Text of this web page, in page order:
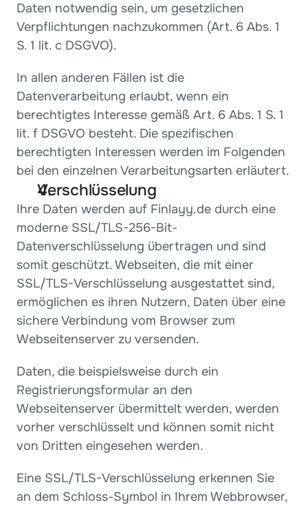
Daten notwendig sein, um gesetzlichen
Verpflichtungen nachzukommen (Art. 6 Abs. 1
S. 1 lit. c DSGVO).
In allen anderen Fällen ist die
Datenverarbeitung erlaubt, wenn ein
berechtigtes Interesse gemäß Art. 6 Abs. 1 S. 1
lit. f DSGVO besteht. Die spezifischen
berechtigten Interessen werden im Folgenden
bei den einzelnen Verarbeitungsarten erläutert.
Verschlüsselung
Ihre Daten werden auf Finlayy.de durch eine
moderne SSL/TLS-256-Bit-
Datenverschlüsselung übertragen und sind
somit geschützt. Webseiten, die mit einer
SSL/TLS-Verschlüsselung ausgestattet sind,
ermöglichen es ihren Nutzern, Daten über eine
sichere Verbindung vom Browser zum
Webseitenserver zu versenden.
Daten, die beispielsweise durch ein
Registrierungsformular an den
Webseitenserver übermittelt werden, werden
vorher verschlüsselt und können somit nicht
von Dritten eingesehen werden.
Eine SSL/TLS-Verschlüsselung erkennen Sie
an dem Schloss-Symbol in Ihrem Webbrowser,